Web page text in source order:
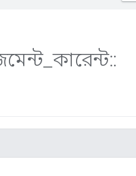
_কারেন্ট::